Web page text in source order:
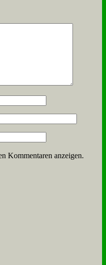
Kommentaren anzeigen.